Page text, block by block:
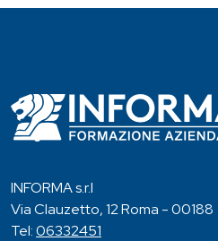
INFORMA s.r.l
Via Clauzetto, 12 Roma - 00188
Tel:06332451